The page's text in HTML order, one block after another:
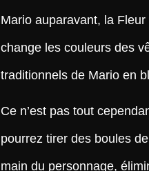
Mario auparavant, la Fleur
change les couleurs des
traditionnels de Mario en
Ce n’est pas tout
pourrez tirer des boules
main du personnage,